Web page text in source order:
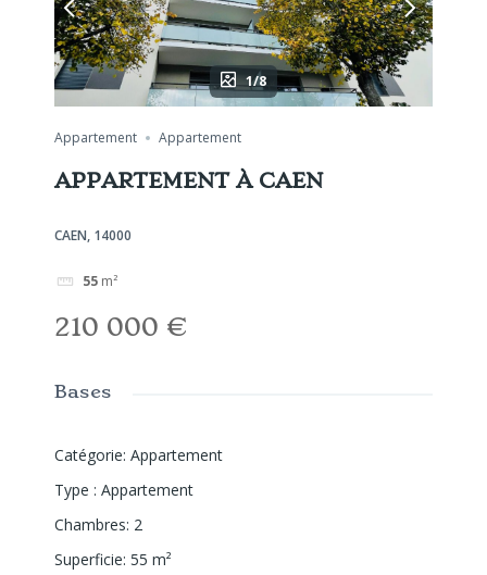
1/8
Appartement Appartement
APPARTEMENT À CAEN
CAEN, 14000
55 m²
210 000 €
Bases
Catégorie: Appartement
Type : Appartement
Chambres: 2
Superficie: 55 m²